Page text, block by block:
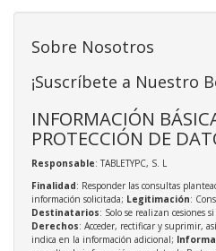
Sobre Nosotros
¡Suscríbete a Nuestro
INFORMACIÓN
PROTECCIÓN DE
Responsable: TABLETYPC, S. L
Finalidad: Responder las consultas
información solicitada; Legitimación:
Destinatarios: Solo se realizan cesiones
Derechos: Acceder, rectificar y suprimir,
indica en la información adicional;